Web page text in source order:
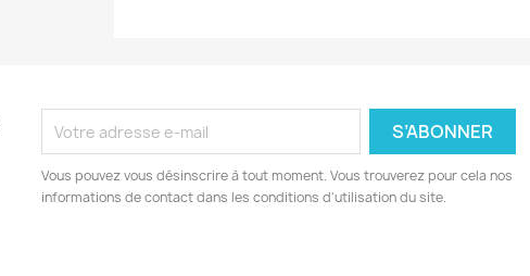
Vous pouvez vous désinscrire à tout moment. Vous trouverez pour cela nos
informations de contact dans les conditions d'utilisation du site.